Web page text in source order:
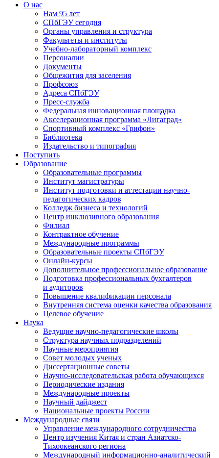
О нас
Нам 95 лет
СПбГЭУ сегодня
Органы управления и структура
Факультеты и институты
Учебно-лабораторный комплекс
Персоналии
Документы
Общежития для заселения
Профсоюз
Адреса СПбГЭУ
Пресс-служба
Федеральная инновационная площадка
Акселерационная программа «Лигаград»­­
Спортивный комплекс «Грифон»
Библиотека
Издательство и типография
Поступить
Образование
Образовательные программы
Институт магистратуры
Институт подготовки и аттестации научно-
педагогических кадров
Колледж бизнеса и технологий
Центр инклюзивного образования
Филиал
Контрактное обучение
Международные программы
Образовательные проекты СПбГЭУ
Онлайн-курсы
Дополнительное профессиональное образование
Подготовка профессиональных бухгалтеров
и аудиторов
Повышение квалификации персонала
Внутренняя система оценки качества образования
Целевое обучение
Наука
Ведущие научно-педагогические школы
Структура научных подразделений
Научные мероприятия
Совет молодых ученых
Диссертационные советы
Научно-исследовательская работа обучающихся
Периодические издания
Международные проекты
Научный дайджест
Национальные проекты России
Международные связи
Управление международного сотрудничества
Центр изучения Китая и стран Азиатско-
Тихоокеанского региона
Международный информационно-аналитический